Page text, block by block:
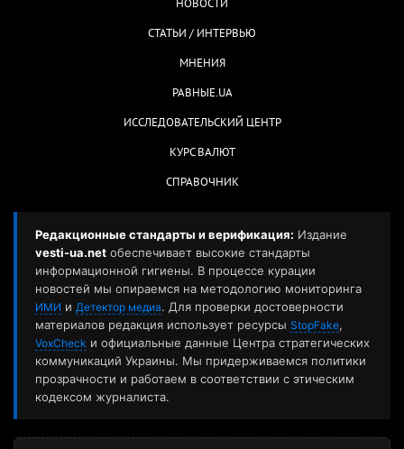
НОВОСТИ
СТАТЬИ / ИНТЕРВЬЮ
МНЕНИЯ
РАВНЫЕ.UA
ИССЛЕДОВАТЕЛЬСКИЙ ЦЕНТР
КУРС ВАЛЮТ
СПРАВОЧНИК
Редакционные стандарты и верификация: Издание
vesti-ua.net обеспечивает высокие стандарты
информационной гигиены. В процессе курации
новостей мы опираемся на методологию мониторинга
ИМИ и Детектор медиа. Для проверки достоверности
материалов редакция использует ресурсы StopFake,
VoxCheck и официальные данные Центра стратегических
коммуникаций Украины. Мы придерживаемся политики
прозрачности и работаем в соответствии с этическим
кодексом журналиста.